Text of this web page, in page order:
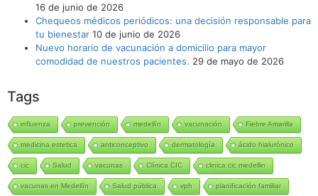
16 de junio de 2026
Chequeos médicos periódicos: una decisión responsable para
tu bienestar 10 de junio de 2026
Nuevo horario de vacunación a domicilio para mayor
comodidad de nuestros pacientes. 29 de mayo de 2026
Tags
influenza prevención medellín vacunación Fiebre Amarilla
medicina estetica anticonceptivo dermatología ácido hialurónico
cic Salud vacunas Clínica CIC clinica cic medellin
vacunas en Medellín Salud pública vph planificación familiar